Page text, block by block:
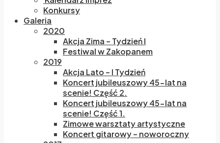
Konkursy
Galeria
2020
Akcja Zima – Tydzień I
Festiwal w Zakopanem
2019
Akcja Lato – I Tydzień
Koncert jubileuszowy 45-lat na
scenie! Część 2.
Koncert jubileuszowy 45-lat na
scenie! Część 1.
Zimowe warsztaty artystyczne
Koncert gitarowy – noworoczny